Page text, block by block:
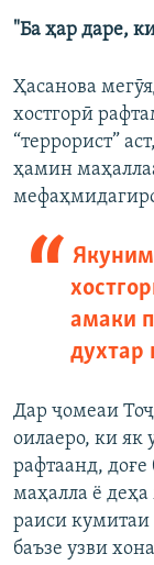
"Ба ҳар даре,
Ҳасанова
хостгорӣ
“террорист”
ҳамин
амаки
духтар
Дар ҷомеаи
оилаеро, ки як
рафтаанд,
маҳалла ё
раиси кумитаи
баъзе узви